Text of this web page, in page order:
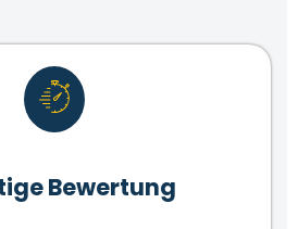
Bewertung